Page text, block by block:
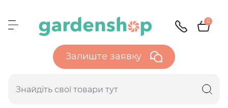
0
Залиште заявку